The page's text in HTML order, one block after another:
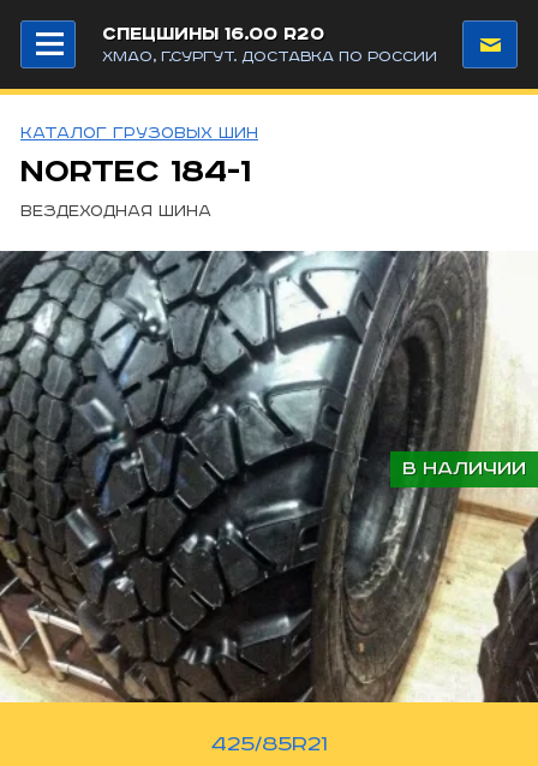
СПЕЦШИНЫ 16.00 R20
ХМАО, Г.СУРГУТ. ДОСТАВКА ПО РОССИИ
каталог грузовых шин
NorTec 184-1
Вездеходная шина
В НАЛИЧИИ
425/85R21